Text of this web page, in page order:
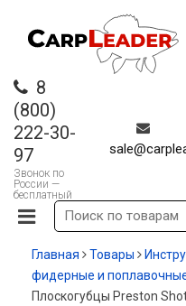
8
(800)
222-30-
97
Звонок по
России —
бесплатный
Главная Товары
фидерные и
Плоскогубцы Preston